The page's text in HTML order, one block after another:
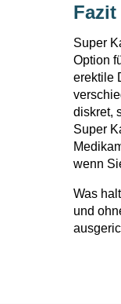
Fazit
Super
Option
erektile
diskret,
Super
wenn
Was
und